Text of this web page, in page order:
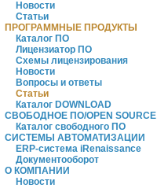
Новости
Статьи
ПРОГРАММНЫЕ ПРОДУКТЫ
Каталог ПО
Лицензиатор ПО
Схемы лицензирования
Новости
Вопросы и ответы
Статьи
Каталог DOWNLOAD
СВОБОДНОЕ ПО/OPEN SOURCE
Каталог свободного ПО
СИСТЕМЫ АВТОМАТИЗАЦИИ
ERP-система iRenaissance
Документооборот
О КОМПАНИИ
Новости